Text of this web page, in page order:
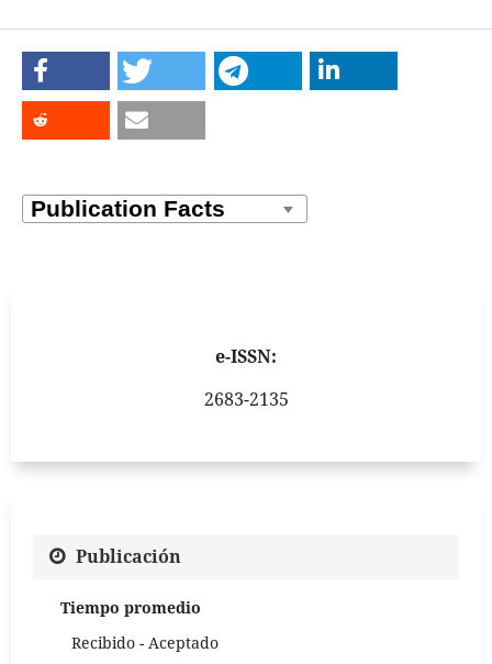
e-ISSN:
2683-2135
Publicación
Tiempo promedio
Recibido - Aceptado